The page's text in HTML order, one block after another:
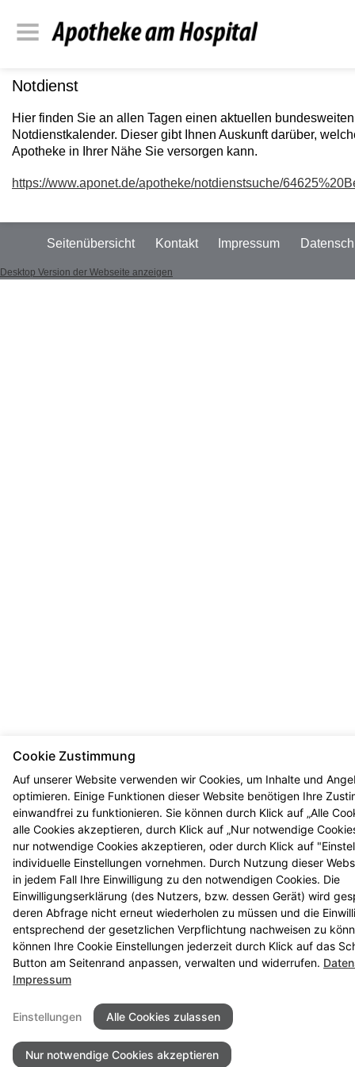
Notdienst
Hier finden Sie an allen Tagen einen aktuellen bundesweiten
Notdienstkalender. Dieser gibt Ihnen Auskunft darüber,
Apotheke in Ihrer Nähe Sie versorgen kann.
https://www.aponet.de/apotheke/notdienstsuche/
Seitenübersicht Kontakt Impressum
Desktop Version der Webseite anzeigen
Cookie Zustimmung
Auf unserer Website verwenden wir Cookies, um Inhalte und
optimieren. Einige Funktionen dieser Website benötigen Ihre
einwandfrei zu funktionieren. Sie können durch Klick auf „Alle
alle Cookies akzeptieren, durch Klick auf „Nur notwendige
nur notwendige Cookies akzeptieren, oder durch Klick auf
individuelle Einstellungen vornehmen. Durch Nutzung dieser
in jedem Fall Ihre Einwilligung zu den notwendigen Cookies. Die
Einwilligungserklärung (des Nutzers, bzw. dessen Gerät) wird
deren Abfrage nicht erneut wiederholen zu müssen und die
entsprechend der gesetzlichen Verpflichtung nachweisen zu
können Ihre Cookie Einstellungen jederzeit durch Klick auf das
Button am Seitenrand anpassen, verwalten und widerrufen.
Impressum
Einstellungen Alle Cookies zulassen
Nur notwendige Cookies akzeptieren